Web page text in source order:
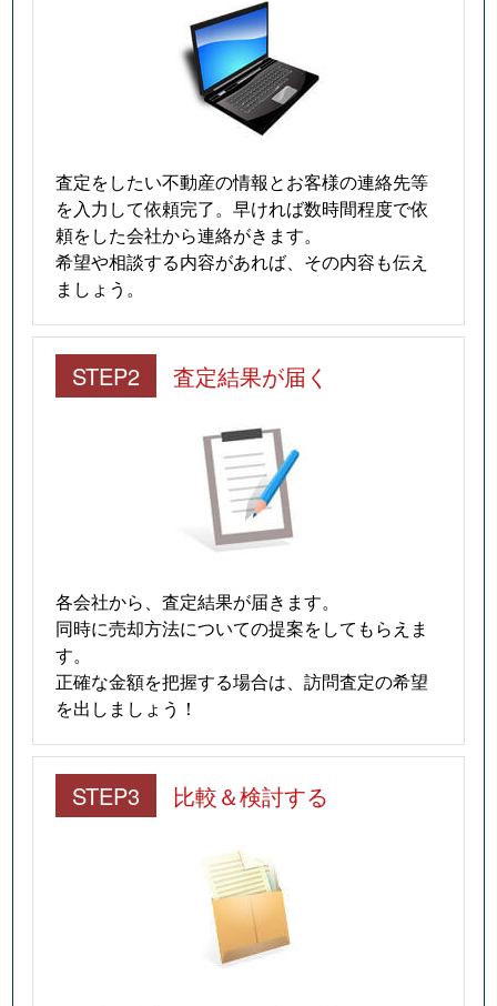
査定をしたい不動産の情報とお客様の連絡先等
を入力して依頼完了。早ければ数時間程度で依
頼をした会社から連絡がきます。
希望や相談する内容があれば、その内容も伝え
ましょう。
STEP2 査定結果が届く
各会社から、査定結果が届きます。
同時に売却方法についての提案をしてもらえま
す。
正確な金額を把握する場合は、訪問査定の希望
を出しましょう！
STEP3 比較＆検討する